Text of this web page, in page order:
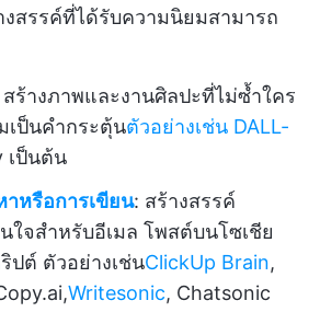
งสรรค์ที่ได้รับความนิยมสามารถ
สร้างภาพและงานศิลปะที่ไม่ซ้ำใคร
เป็นคำกระตุ้นตัวอย่างเช่น DALL-
เป็นต้น
หรือการเขียน: สร้างสรรค์
ใจสำหรับอีเมล โพสต์บนโซเชีย
ปต์ ตัวอย่างเช่นClickUp Brain,
Writesonic, Chatsonic